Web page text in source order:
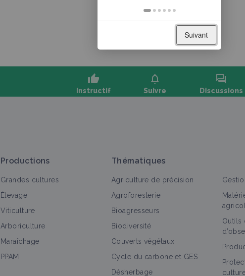
thumb_up
Instructif
notifications
Suivre
forum
Discussions
Tout Portrait de ferme
Ferme de Edouard Gosselin
Portrait de ferme
Productions
Grandes cultures
Élevage
Viticulture
Arboriculture
Maraîchage
PPAM
Thématiques
Agriculture de précision
Agroforesterie
Bioagresseurs
Biodiversité
Couverts végétaux
Cycle du carbone et GES
Désherbage
Outils
Suivant